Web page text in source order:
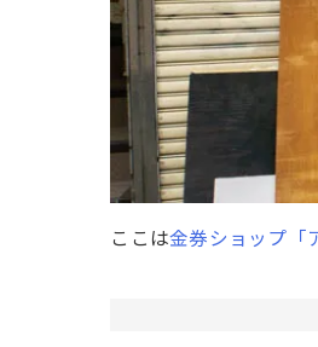
ここは金券ショップ「